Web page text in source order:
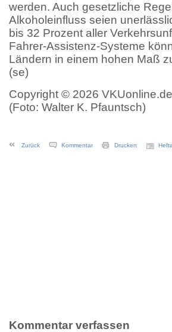
werden. Auch gesetzliche
Alkoholeinfluss seien
bis 32 Prozent aller
Fahrer-Assistenz-Systeme
Ländern in einem hohen Maß
(se)
Copyright © 2026 VKUonline.de
(Foto: Walter K. Pfauntsch)
Zurück Kommentar Drucken
Kommentar verfassen